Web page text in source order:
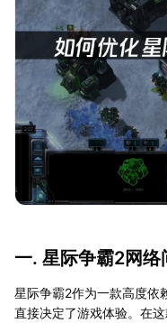
一. 星际争霸2网络
星际争霸2作为一款高度依
直接决定了游戏体验。在